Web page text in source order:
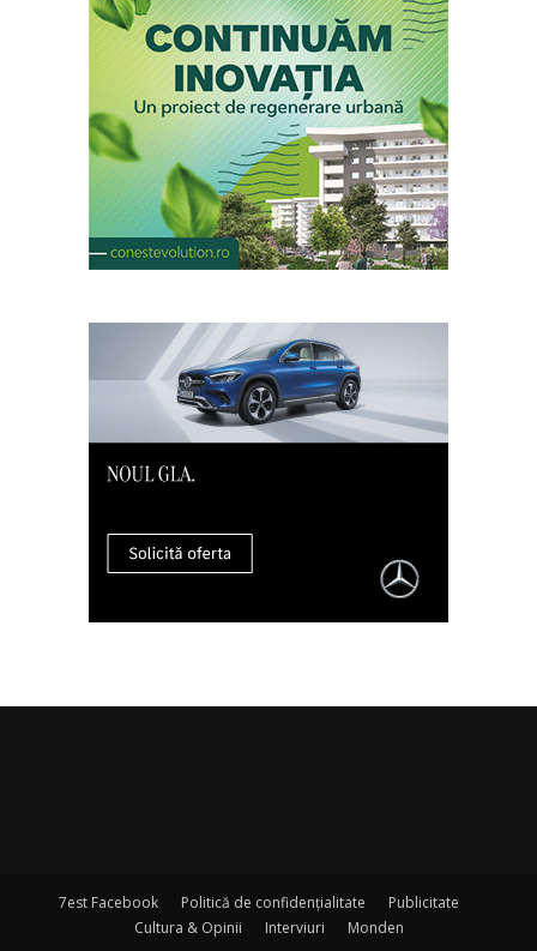
7est Facebook Politică de confidențialitate
Publicitate
Cultura & Opinii
Interviuri Monden